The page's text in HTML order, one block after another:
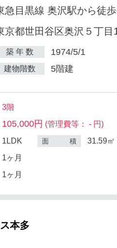
急目黒線 奥沢駅から徒
京都世田谷区奥沢５丁目
築 年 数 1974/5/1
建物階数 5階建
3階
105,000円 (管理費等： - 円)
1LDK 面 積 31.59㎡
1ヶ月
1ヶ月
本多